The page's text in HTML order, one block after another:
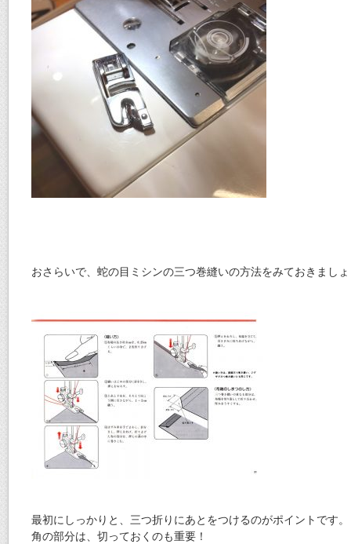
おさらいで、蛇の目ミシンの三つ巻縫いの方法をみておきまし
最初にしっかりと、三つ折りにあとをつけるのがポイントです。
角の部分は、切っておくのも重要！